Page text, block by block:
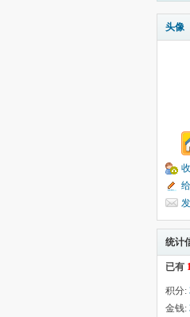
头像
统计
已有
积分:
金钱: